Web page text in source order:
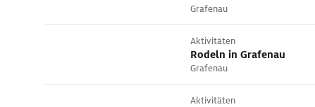
Grafenau
Aktivitäten
Rodeln in Grafenau
Grafenau
Aktivitäten